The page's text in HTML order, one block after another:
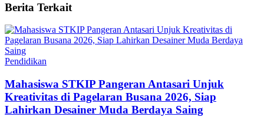
Berita Terkait
Pendidikan
Mahasiswa STKIP Pangeran Antasari Unjuk
Kreativitas di Pagelaran Busana 2026, Siap
Lahirkan Desainer Muda Berdaya Saing